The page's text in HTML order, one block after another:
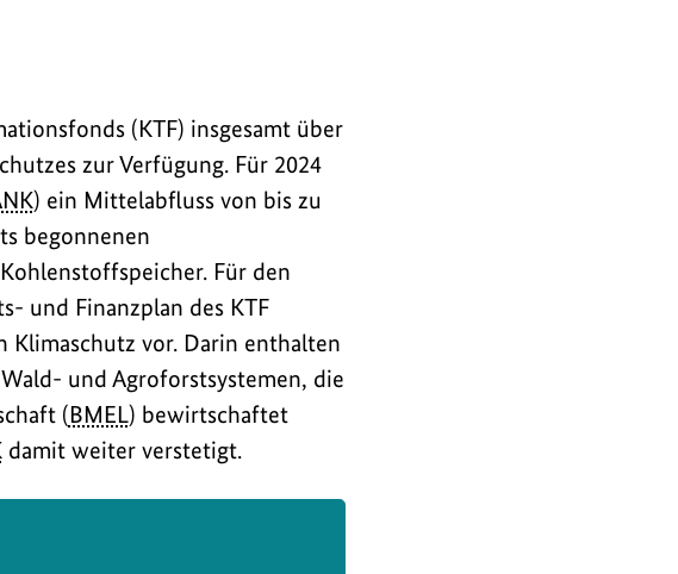
(KTF) insgesamt über
zur Verfügung. Für 2024
) ein Mittelabfluss von bis zu
begonnenen
Für den
und Finanzplan des KTF
vor. Darin enthalten
und Agroforstsystemen, die
(BMEL) bewirtschaftet
damit weiter verstetigt.